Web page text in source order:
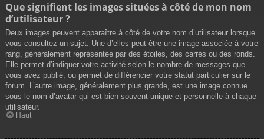
Que signifient les images situées à côté de mon nom
d’utilisateur ?
Deux images peuvent apparaître à côté de votre nom d’utilisateur lorsque
vous consultez un sujet. Une d’elles peut être une image associée à votre
rang, généralement représentée par des étoiles, des carrés ou des ronds.
Elle permet d’indiquer votre activité selon le nombre de messages que
vous avez publié, ou permet de différencier votre statut particulier sur le
forum. L’autre image, généralement plus grande, est une image connue
sous le nom d’avatar qui est bien souvent unique et personnelle à chaque
utilisateur.
Haut